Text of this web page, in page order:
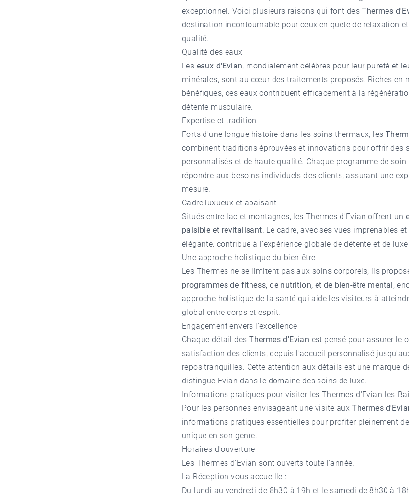
exceptionnel. Voici plusieurs raisons qui font desThermes
destination incontournable pour ceux en quête de relaxation
qualité.
Qualité des eaux
Les eaux d'Evian, mondialement célèbres pour leur pureté et
minérales, sont au cœur des traitements proposés. Riches en
bénéfiques, ces eaux contribuent efficacement à la
détente musculaire.
Expertise et tradition
Forts d'une longue histoire dans les soins thermaux, les
combinent traditions éprouvées et innovations pour offrir des
personnalisés et de haute qualité. Chaque programme de
répondre aux besoins individuels des clients, assurant une
mesure.
Cadre luxueux et apaisant
Situés entre lac et montagnes, les Thermes d'Evian offrent un
paisible et revitalisant. Le cadre, avec ses vues imprenables
élégante, contribue à l'expérience globale de détente et de luxe.
Une approche holistique du bien-être
Les Thermes ne se limitent pas aux soins corporels; ils
programmes de fitness, de nutrition, et de bien-être mental,
approche holistique de la santé qui aide les visiteurs à
global entre corps et esprit.
Engagement envers l'excellence
Chaque détail desThermes d'Evian est pensé pour assurer le
satisfaction des clients, depuis l'accueil personnalisé
repos tranquilles. Cette attention aux détails est une marque
distingue Evian dans le domaine des soins de luxe.
Informations pratiques pour visiter les Thermes d'Evian-les-
Pour les personnes envisageant une visite auxThermes
informations pratiques essentielles pour profiter pleinement
unique en son genre.
Horaires d'ouverture
Les Thermes d'Evian sont ouverts toute l'année.
La Réception vous accueille :
Du lundi au vendredi de 8h30 à 19h et le samedi de 8h30 à